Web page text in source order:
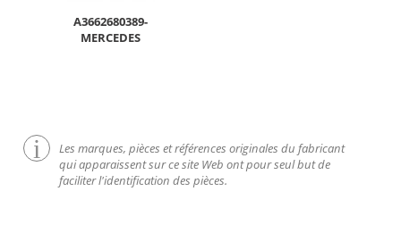
A3662680389-
MERCEDES
Les marques, pièces et références originales du fabricant
qui apparaissent sur ce site Web ont pour seul but de
faciliter l'identification des pièces.